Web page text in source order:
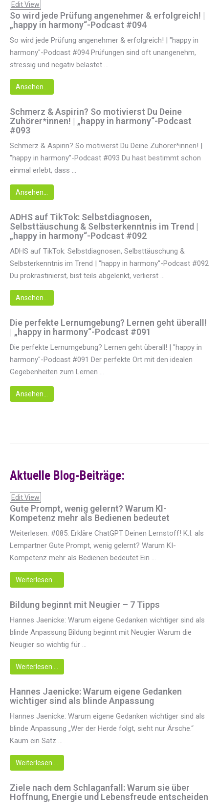
Edit View
So wird jede Prüfung angenehmer & erfolgreich! |
„happy in harmony“-Podcast #094
So wird jede Prüfung angenehmer & erfolgreich! | "happy in
harmony"-Podcast #094 Prüfungen sind oft unangenehm,
stressig und negativ belastet ...
Ansehen...
Schmerz & Aspirin? So motivierst Du Deine
Zuhörer*innen! | „happy in harmony“-Podcast
#093
Schmerz & Aspirin? So motivierst Du Deine Zuhörer*innen! |
"happy in harmony"-Podcast #093 Du hast bestimmt schon
einmal erlebt, dass ...
Ansehen...
ADHS auf TikTok: Selbstdiagnosen,
Selbsttäuschung & Selbsterkenntnis im Trend |
„happy in harmony“-Podcast #092
ADHS auf TikTok: Selbstdiagnosen, Selbsttäuschung &
Selbsterkenntnis im Trend | "happy in harmony"-Podcast #092
Du prokrastinierst, bist teils abgelenkt, verlierst ...
Ansehen...
Die perfekte Lernumgebung? Lernen geht überall!
| „happy in harmony“-Podcast #091
Die perfekte Lernumgebung? Lernen geht überall! | "happy in
harmony"-Podcast #091 Der perfekte Ort mit den idealen
Gegebenheiten zum Lernen ...
Ansehen...
Aktuelle Blog-Beiträge:
Edit View
Gute Prompt, wenig gelernt? Warum KI-
Kompetenz mehr als Bedienen bedeutet
Weiterlesen: #085: Erkläre ChatGPT Deinen Lernstoff! K.I. als
Lernpartner Gute Prompt, wenig gelernt? Warum KI-
Kompetenz mehr als Bedienen bedeutet Ein ...
Weiterlesen …
Bildung beginnt mit Neugier – 7 Tipps
Hannes Jaenicke: Warum eigene Gedanken wichtiger sind als
blinde Anpassung Bildung beginnt mit Neugier Warum die
Neugier so wichtig für ...
Weiterlesen …
Hannes Jaenicke: Warum eigene Gedanken
wichtiger sind als blinde Anpassung
Hannes Jaenicke: Warum eigene Gedanken wichtiger sind als
blinde Anpassung „Wer der Herde folgt, sieht nur Ärsche.“
Kaum ein Satz ...
Weiterlesen …
Ziele nach dem Schlaganfall: Warum sie über
Hoffnung, Energie und Lebensfreude entscheiden